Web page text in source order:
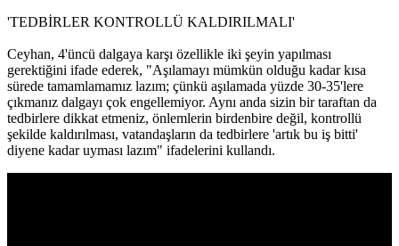
'TEDBİRLER KONTROLLÜ KALDIRILMALI'
Ceyhan, 4'üncü dalgaya karşı özellikle iki şeyin yapılması
gerektiğini ifade ederek, "Aşılamayı mümkün olduğu kadar kısa
sürede tamamlamamız lazım; çünkü aşılamada yüzde 30-35'lere
çıkmanız dalgayı çok engellemiyor. Aynı anda sizin bir taraftan da
tedbirlere dikkat etmeniz, önlemlerin birdenbire değil, kontrollü
şekilde kaldırılması, vatandaşların da tedbirlere 'artık bu iş bitti'
diyene kadar uyması lazım" ifadelerini kullandı.